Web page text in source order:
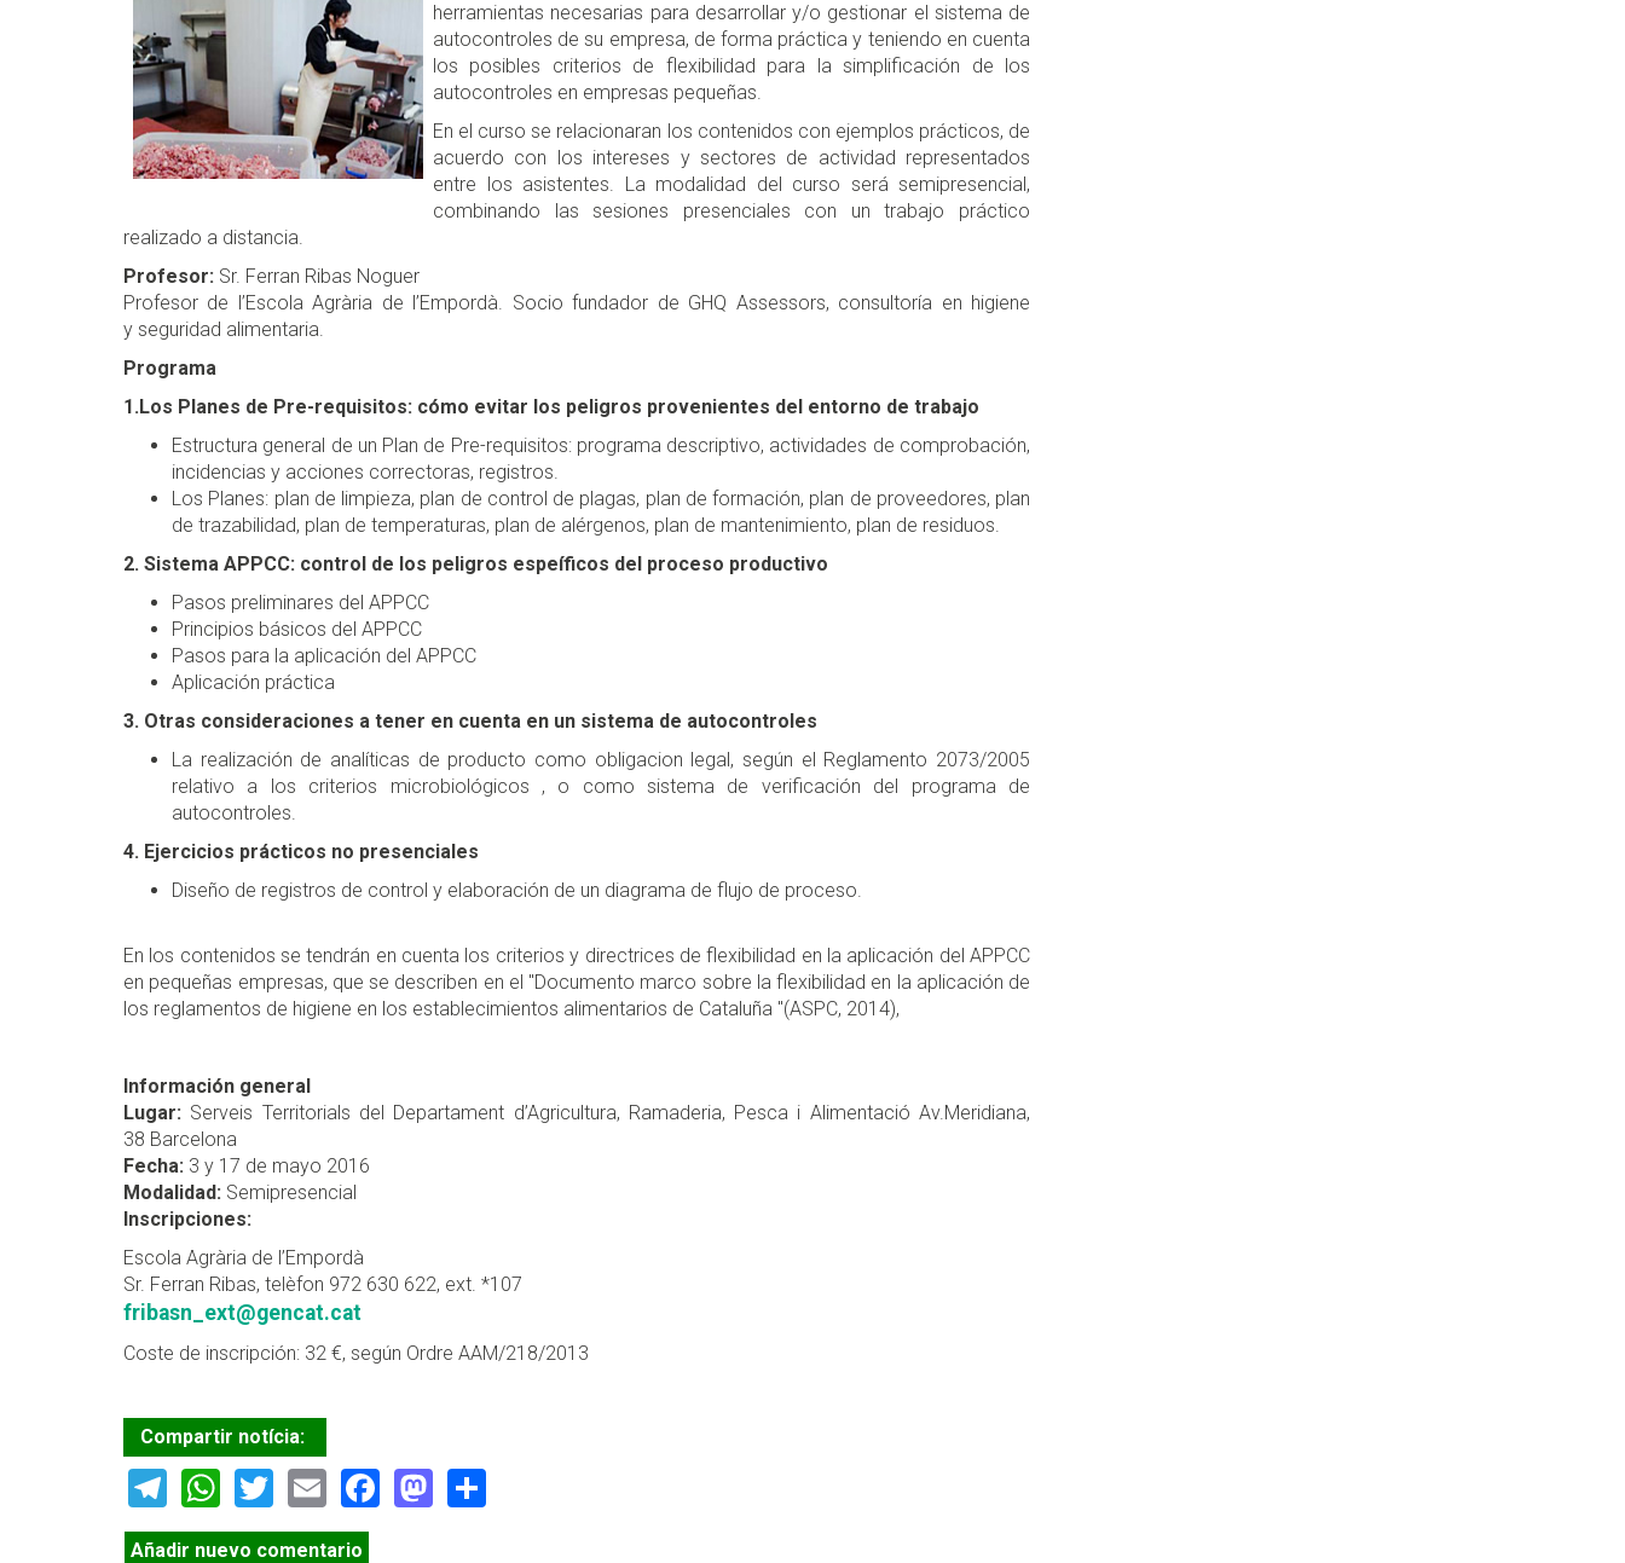
herramientas necesarias para desarrollar y/o gestionar el sistema de
autocontroles de su empresa, de forma práctica y teniendo en cuenta
los posibles criterios de flexibilidad para la simplificación de los
autocontroles en empresas pequeñas.
En el curso se relacionaran los contenidos con ejemplos prácticos, de
acuerdo con los intereses y sectores de actividad representados
entre los asistentes. La modalidad del curso será semipresencial,
combinando las sesiones presenciales con un trabajo práctico
realizado a distancia.
Profesor: Sr. Ferran Ribas Noguer
Profesor de l’Escola Agrària de l’Empordà. Socio fundador de GHQ Assessors, consultoría en higiene
y seguridad alimentaria.
Programa
1.Los Planes de Pre-requisitos: cómo evitar los peligros provenientes del entorno de trabajo
Estructura general de un Plan de Pre-requisitos: programa descriptivo, actividades de comprobación,
incidencias y acciones correctoras, registros.
Los Planes: plan de limpieza, plan de control de plagas, plan de formación, plan de proveedores, plan
de trazabilidad, plan de temperaturas, plan de alérgenos, plan de mantenimiento, plan de residuos.
2. Sistema APPCC: control de los peligros espeíficos del proceso productivo
Pasos preliminares del APPCC
Principios básicos del APPCC
Pasos para la aplicación del APPCC
Aplicación práctica
3. Otras consideraciones a tener en cuenta en un sistema de autocontroles
La realización de analíticas de producto como obligacion legal, según el Reglamento 2073/2005
relativo a los criterios microbiológicos , o como sistema de verificación del programa de
autocontroles.
4. Ejercicios prácticos no presenciales
Diseño de registros de control y elaboración de un diagrama de flujo de proceso.
En los contenidos se tendrán en cuenta los criterios y directrices de flexibilidad en la aplicación del APPCC
en pequeñas empresas, que se describen en el "Documento marco sobre la flexibilidad en la aplicación de
los reglamentos de higiene en los establecimientos alimentarios de Cataluña "(ASPC, 2014),
Información general
Lugar: Serveis Territorials del Departament d’Agricultura, Ramaderia, Pesca i Alimentació Av.Meridiana,
38 Barcelona
Fecha: 3 y 17 de mayo 2016
Modalidad: Semipresencial
Inscripciones:
Escola Agrària de l’Empordà
Sr. Ferran Ribas, telèfon 972 630 622, ext. *107
fribasn_ext@gencat.cat
Coste de inscripción: 32 €, según Ordre AAM/218/2013
Compartir notícia:
Telegram
WhatsApp
TwitterEmailFacebook
Mastodon
Añadir nuevo comentario